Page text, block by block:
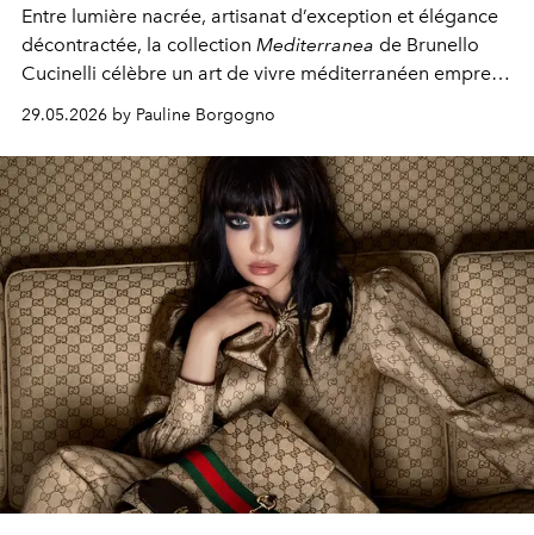
Entre lumière nacrée, artisanat d’exception et élégance
décontractée, la collection Mediterranea de Brunello
Cucinelli célèbre un art de vivre méditerranéen empreint
29.05.2026 by Pauline Borgogno